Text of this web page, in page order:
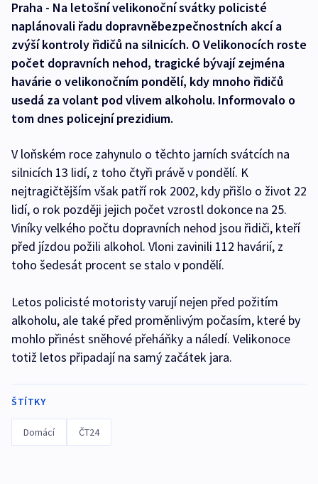
Praha - Na letošní velikonoční svátky policisté
naplánovali řadu dopravněbezpečnostních akcí a
zvýší kontroly řidičů na silnicích. O Velikonocích roste
počet dopravních nehod, tragické bývají zejména
havárie o velikonočním pondělí, kdy mnoho řidičů
usedá za volant pod vlivem alkoholu. Informovalo o
tom dnes policejní prezidium.
V loňském roce zahynulo o těchto jarních svátcích na
silnicích 13 lidí, z toho čtyři právě v pondělí. K
nejtragičtějším však patří rok 2002, kdy přišlo o život 22
lidí, o rok později jejich počet vzrostl dokonce na 25.
Viníky velkého počtu dopravních nehod jsou řidiči, kteří
před jízdou požili alkohol. Vloni zavinili 112 havárií, z
toho šedesát procent se stalo v pondělí.
Letos policisté motoristy varují nejen před požitím
alkoholu, ale také před proměnlivým počasím, které by
mohlo přinést sněhové přeháňky a náledí. Velikonoce
totiž letos připadají na samý začátek jara.
ŠTÍTKY
Domácí ČT24